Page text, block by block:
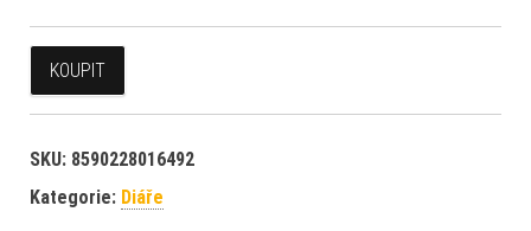
KOUPIT
SKU: 8590228016492
Kategorie: Diáře